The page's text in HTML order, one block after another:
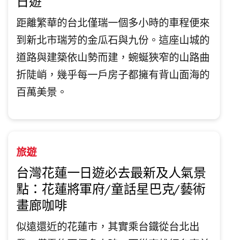
日遊
距離繁華的台北僅瑞一個多小時的車程便來
到新北市瑞芳的金瓜石與九份。這座山城的
道路與建築依山勢而建，蜿蜒狹窄的山路曲
折陡峭，幾乎每一戶房子都擁有背山面海的
百萬美景。
旅遊
台灣花蓮一日遊必去最新及人氣景
點：花蓮將軍府/童話星巴克/藝術
畫廊咖啡
似遠還近的花蓮市，其實乘台鐵從台北出